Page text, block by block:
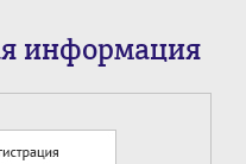
информация